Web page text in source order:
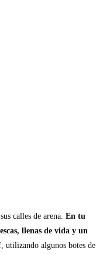
calles de arena. En tu
llenas de vida y un
utilizando algunos botes de